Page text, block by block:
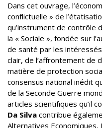
Dans cet ouvrage,
conflictuelle » de
qu’instrument de contrôle
la « Sociale », fondée sur
de santé par les
clair, de l’affrontement de
matière de protection
consensus national inédit
de la Seconde Guerre
articles scientifiques qu’il
Da Silva contribue
Alternatives